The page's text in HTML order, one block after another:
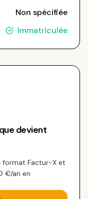
Non spécifiée
Immatriculée
devient
format Factur-X et
€/an en